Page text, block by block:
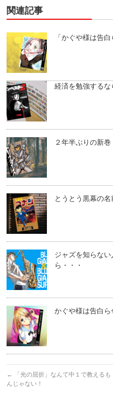
関連記事
「かぐや様は告
経済を勉強するな
２年半ぶりの新
とうとう黒幕の
ジャズを知らな
ら・・・
かぐや様は告白ら
←
「光の屈折」なんて中１で教えるも
んじゃない！